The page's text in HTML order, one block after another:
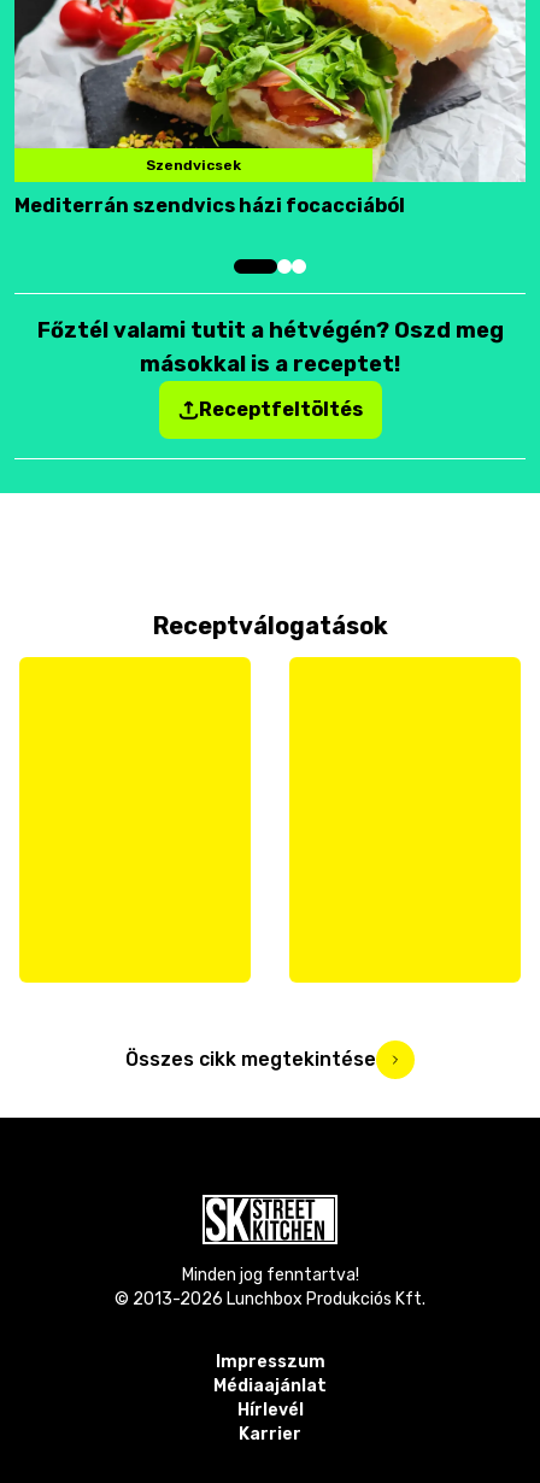
Szendvicsek
Mediterrán szendvics házi focacciából
Főztél valami tutit a hétvégén? Oszd meg
másokkal is a receptet!
Receptfeltöltés
Receptválogatások
Összes cikk megtekintése
Minden jog fenntartva!
© 2013-2026 Lunchbox Produkciós Kft.
Impresszum
Médiaajánlat
Hírlevél
Karrier